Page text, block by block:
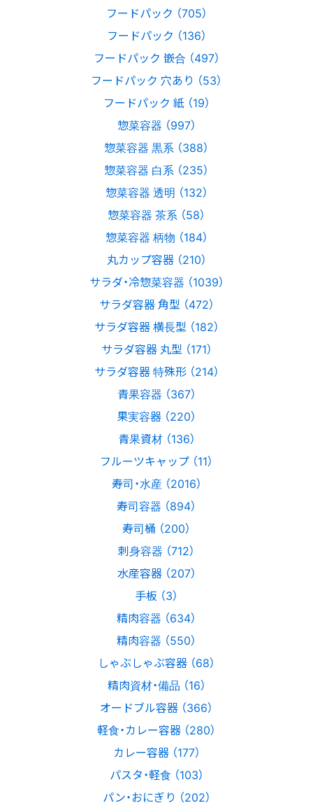
フードパック （705）
フードパック （136）
フードパック 嵌合 （497）
フードパック 穴あり （53）
フードパック 紙 （19）
惣菜容器 （997）
惣菜容器 黒系 （388）
惣菜容器 白系 （235）
惣菜容器 透明 （132）
惣菜容器 茶系 （58）
惣菜容器 柄物 （184）
丸カップ容器 （210）
サラダ・冷惣菜容器 （1039）
サラダ容器 角型 （472）
サラダ容器 横長型 （182）
サラダ容器 丸型 （171）
サラダ容器 特殊形 （214）
青果容器 （367）
果実容器 （220）
青果資材 （136）
フルーツキャップ （11）
寿司・水産 （2016）
寿司容器 （894）
寿司桶 （200）
刺身容器 （712）
水産容器 （207）
手板 （3）
精肉容器 （634）
精肉容器 （550）
しゃぶしゃぶ容器 （68）
精肉資材・備品 （16）
オードブル容器 （366）
軽食・カレー容器 （280）
カレー容器 （177）
パスタ・軽食 （103）
パン・おにぎり （202）